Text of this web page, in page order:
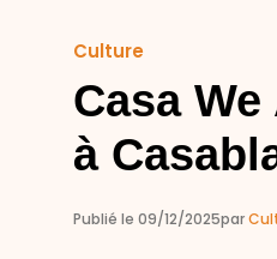
Culture
Casa
à
Publié le 09/12/2025par